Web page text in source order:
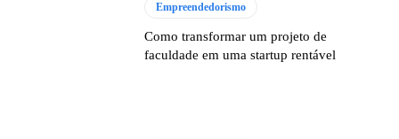
Empreendedorismo
Como transformar um projeto de
faculdade em uma startup rentável